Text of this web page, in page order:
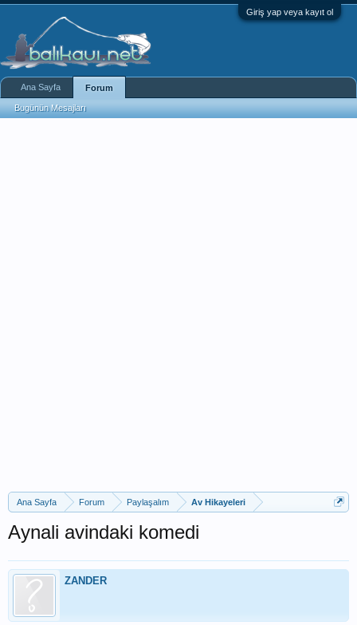
Giriş yap veya kayıt ol
Ana Sayfa Forum Paylaşalım Av Hikayeleri
Aynali avindaki komedi
ZANDER
Ana Sayfa Forum
Bugünün Mesajları